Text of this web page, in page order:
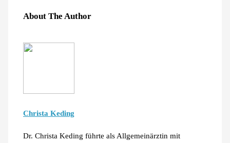
About The Author
Christa Keding
Dr. Christa Keding führte als Allgemeinärztin mit